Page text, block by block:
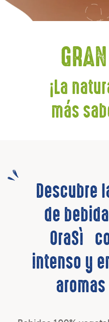
¡La
más
Descubre
de
OraSì
intenso y